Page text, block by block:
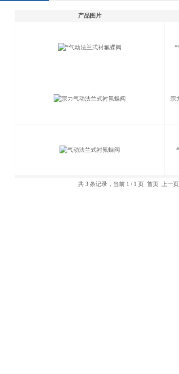
产品图片
*
宗
共 3 条记录，当前 1 / 1 页 首页 上一